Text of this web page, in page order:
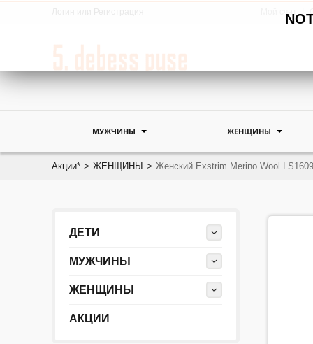
Мой счет
МУЖЧИНЫ ЖЕНЩИНЫ
Акции* > ЖЕНЩИНЫ > Женский Exstrim Merino Wool
ДЕТИ
МУЖЧИНЫ
ЖЕНЩИНЫ
АКЦИИ